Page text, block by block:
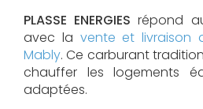
PLASSE ENERGIES répond
avec la vente et livraison
Mably. Ce carburant
chauffer les logements
adaptées.